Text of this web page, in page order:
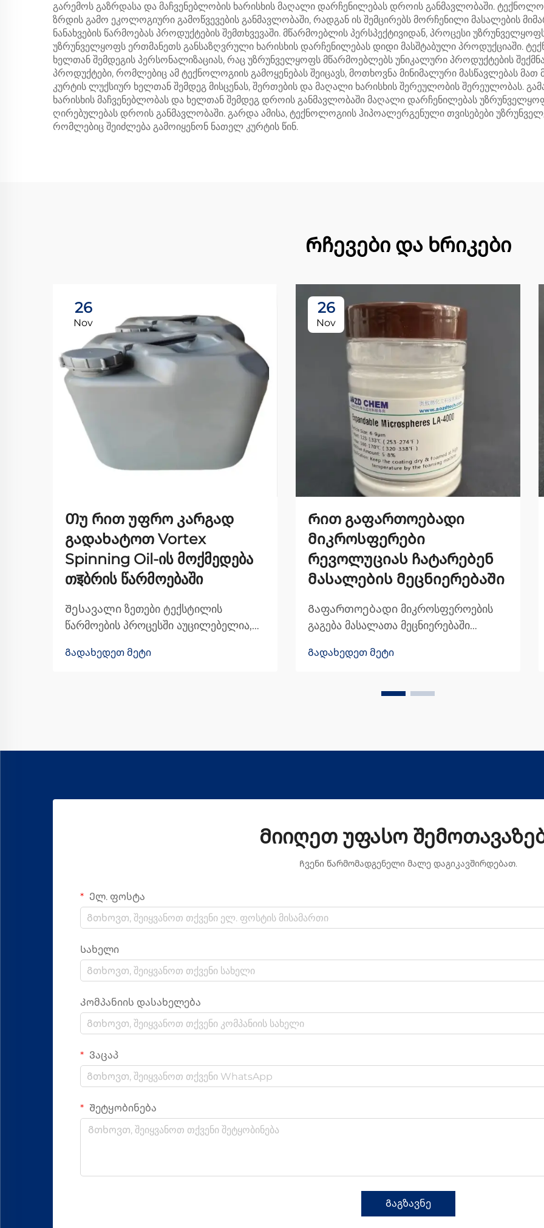
გარემოს გაზრდასა და მაჩვენებლობის ხარისხის მაღალი დარჩენილებას დროის განმავლობაში.
ზრდის გამო ეკოლოგიური გამოწვევების განმავლობაში, რადგან ის შემცირებს მორჩენილი მასალების
ნანახვების წარმოებას პროდუქტების შემთხვევაში. მწარმოებლის პერსპექტივიდან, პროცესი
უზრუნველყოფს ერთმანეთს განსაზღვრული ხარისხის დარჩენილებას დიდი მასშტაბული პროდუქციაში.
ხელთან შემდეგის პერსონალიზაციას, რაც უზრუნველყოფს მწარმოებლებს უნიკალური პროდუქტების
პროდუქტები, რომლებიც ამ ტექნოლოგიის გამოყენებას შეიცავს, მოთხოვნა მინიმალური მასწავლებას
კურტის ლუქსიურ ხელთან შემდეგ მისცენას, შერთების და მაღალი ხარისხის შერეულობის შერეულობას.
ხარისხის მაჩვენებლობას და ხელთან შემდეგ დროის განმავლობაში მაღალი დარჩენილებას
ღირებულებას დროის განმავლობაში. გარდა ამისა, ტექნოლოგიის ჰიპოალერგენული თვისებები
რომლებიც შეიძლება გამოიყენონ ნათელ კურტის წინ.
Რჩევები და ხრიკები
26
Nov
Თუ რით უფრო კარგად
გადახატოთ Vortex
Spinning Oil-ის მოქმედება
თइბრის წარმოებაში
Შესავალი ზეთები ტექსტილის
წარმოების პროცესში აუცილებელია,
მანქანების მიღმა უფრო უფრო
Გადახედეთ მეტი
26
Nov
Რით გაფართოებადი
მიკროსფერები
რევოლუციას ჩატარებენ
მასალების მეცნიერებაში
Გაფართოებადი მიკროსფეროების
გაგება მასალათა მეცნიერებაში
წარმოადგენს პატარა პოლიმერულ
გაფართოებას გახურებისას. როდესაც
Გადახედეთ მეტი
Მიიღეთ უფასო
Ჩვენი წარმომადგენელი მალე დაგიკავშირდებათ.
Ელ. ფოსტა
Სახელი
Კომპანიის დასახელება
Ვაცაპ
Შეტყობინება
Გაგზავნე